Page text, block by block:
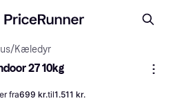
/Kæledyr
27 10kg
fra699 kr.til1.511 kr.